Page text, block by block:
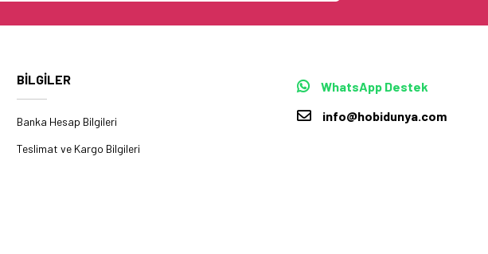
BİLGİLER
Banka Hesap Bilgileri
Teslimat ve Kargo Bilgileri
WhatsApp Destek
info@hobidunya.com